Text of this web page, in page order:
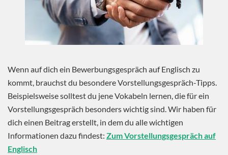
Wenn auf dich ein Bewerbungsgespräch auf Englisch zu
kommt, brauchst du besondere Vorstellungsgespräch-Tipps.
Beispielsweise solltest du jene Vokabeln lernen, die für ein
Vorstellungsgespräch besonders wichtig sind. Wir haben für
dich einen Beitrag erstellt, in dem du alle wichtigen
Informationen dazu findest: Zum Vorstellungsgespräch auf
Englisch